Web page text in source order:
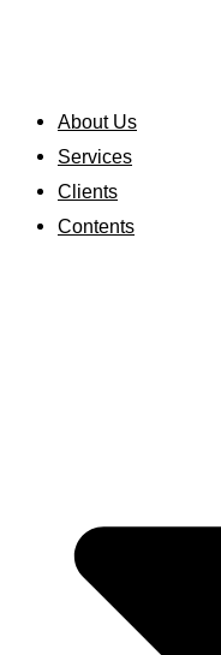
About Us
Services
Clients
Contents